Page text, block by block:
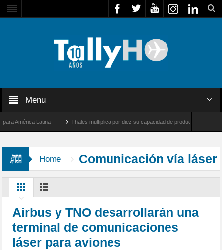
Menu
Latina Thales multiplica por diez su capacidad de producción de radares
Home Comunicación vía láser
Airbus y TNO desarrollarán una
terminal de comunicaciones
láser para aviones